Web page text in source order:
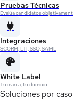
Pruebas Técnicas
Evalúa candidatos
Integraciones
SCORM, LTI, SSO, SAML
White Label
Tu marca, tu dominio
Soluciones por